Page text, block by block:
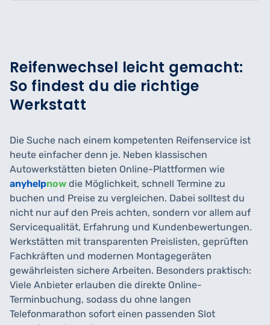
Reifenwechsel leicht gemacht:
So findest du die richtige
Werkstatt
Die Suche nach einem kompetenten Reifenservice ist
heute einfacher denn je. Neben klassischen
Autowerkstätten bieten Online-Plattformen wie
anyhelpnow die Möglichkeit, schnell Termine zu
buchen und Preise zu vergleichen. Dabei solltest du
nicht nur auf den Preis achten, sondern vor allem auf
Servicequalität, Erfahrung und Kundenbewertungen.
Werkstätten mit transparenten Preislisten, geprüften
Fachkräften und modernen Montagegeräten
gewährleisten sichere Arbeiten. Besonders praktisch:
Viele Anbieter erlauben die direkte Online-
Terminbuchung, sodass du ohne langen
Telefonmarathon sofort einen passenden Slot